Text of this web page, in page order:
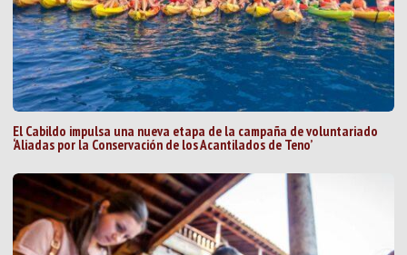
El Cabildo impulsa una nueva etapa de la campaña de voluntariado
‘Aliadas por la Conservación de los Acantilados de Teno’